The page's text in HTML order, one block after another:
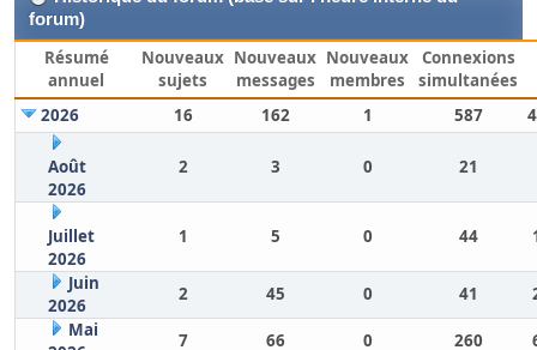
forum)
Résumé
annuel
Nouveaux
sujets
Nouveaux
messages
Nouveaux
membres
Connexions
simultanées
2026
16 162 1 587
Août
2026
2 3 0 21
Juillet
2026
1 5 0 44
Juin
2026
2 45 0 41
Mai
7 66 0 260